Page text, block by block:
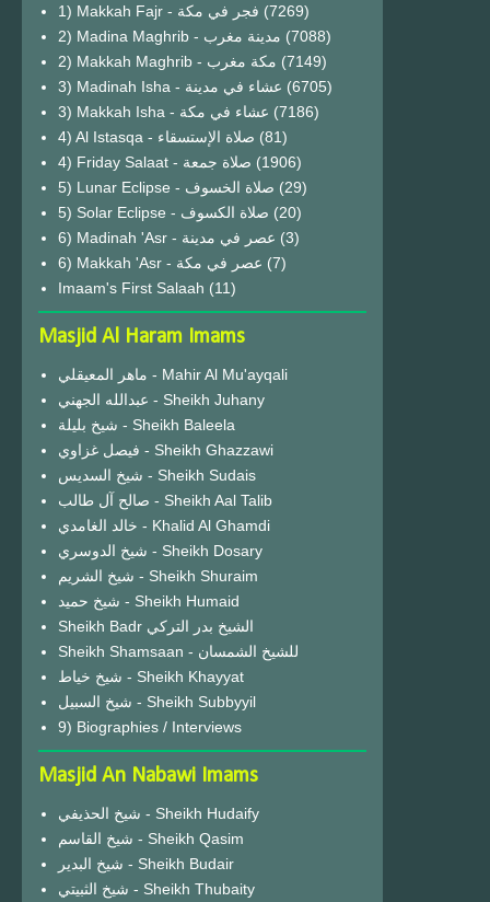
1) Makkah Fajr - فجر في مكة (7269)
2) Madina Maghrib - مدينة مغرب (7088)
2) Makkah Maghrib - مكة مغرب (7149)
3) Madinah Isha - عشاء في مدينة (6705)
3) Makkah Isha - عشاء في مكة (7186)
4) Al Istasqa - صلاة الإستسقاء (81)
4) Friday Salaat - صلاة جمعة (1906)
5) Lunar Eclipse - صلاة الخسوف (29)
(20)
6) Madinah 'Asr - عصر في مدينة (3)
6) Makkah 'Asr - عصر في مكة (7)
Imaam's First Salaah (11)
Masjid Al Haram Imams
ماهر المعيقلي - Mahir Al Mu'ayqali
عبدالله الجهني - Sheikh Juhany
شيخ بليلة - Sheikh Baleela
فيصل غزاوي - Sheikh Ghazzawi
شيخ السديس - Sheikh Sudais
صالح آل طالب - Sheikh Aal Talib
خالد الغامدي - Khalid Al Ghamdi
شيخ الدوسري - Sheikh Dosary
شيخ الشريم - Sheikh Shuraim
شيخ حميد - Sheikh Humaid
Sheikh Badr الشيخ بدر التركي
Sheikh Shamsaan - للشيخ الشمسان
شيخ خياط - Sheikh Khayyat
شيخ السبيل - Sheikh Subbyyil
9) Biographies / Interviews
Masjid An Nabawi Imams
شيخ الحذيفي - Sheikh Hudaify
شيخ القاسم - Sheikh Qasim
شيخ البدير - Sheikh Budair
شيخ الثبيتي - Sheikh Thubaity